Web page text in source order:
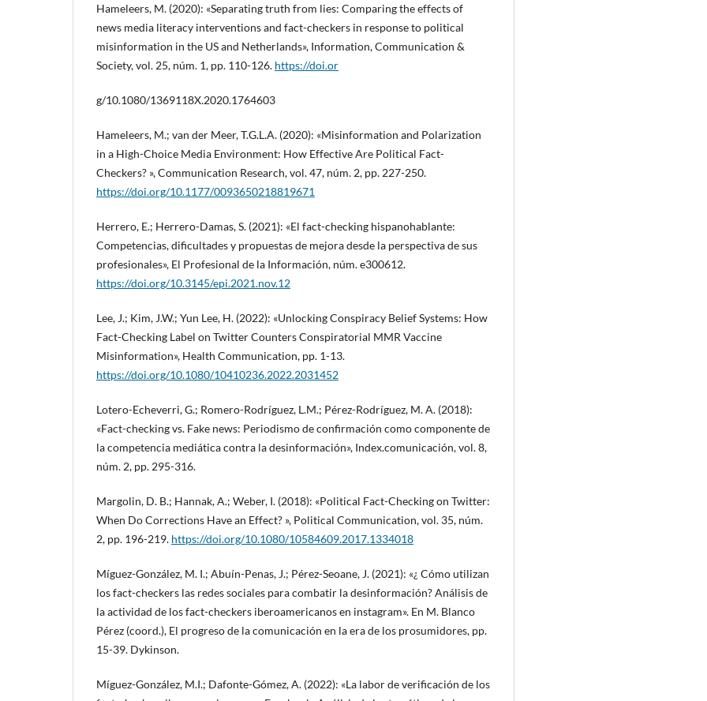
Hameleers, M. (2020): «Separating truth from lies: Comparing the effects of
news media literacy interventions and fact-checkers in response to political
misinformation in the US and Netherlands», Information, Communication &
Society, vol. 25, núm. 1, pp. 110-126. https://doi.or
g/10.1080/1369118X.2020.1764603
Hameleers, M.; van der Meer, T.G.L.A. (2020): «Misinformation and Polarization
in a High-Choice Media Environment: How Effective Are Political Fact-
Checkers? », Communication Research, vol. 47, núm. 2, pp. 227-250.
https://doi.org/10.1177/0093650218819671
Herrero, E.; Herrero-Damas, S. (2021): «El fact-checking hispanohablante:
Competencias, dificultades y propuestas de mejora desde la perspectiva de sus
profesionales», El Profesional de la Información, núm. e300612.
https://doi.org/10.3145/epi.2021.nov.12
Lee, J.; Kim, J.W.; Yun Lee, H. (2022): «Unlocking Conspiracy Belief Systems: How
Fact-Checking Label on Twitter Counters Conspiratorial MMR Vaccine
Misinformation», Health Communication, pp. 1-13.
https://doi.org/10.1080/10410236.2022.2031452
Lotero-Echeverri, G.; Romero-Rodríguez, L.M.; Pérez-Rodríguez, M. A. (2018):
«Fact-checking vs. Fake news: Periodismo de confirmación como componente de
la competencia mediática contra la desinformación», Index.comunicación, vol. 8,
núm. 2, pp. 295-316.
Margolin, D. B.; Hannak, A.; Weber, I. (2018): «Political Fact-Checking on Twitter:
When Do Corrections Have an Effect? », Political Communication, vol. 35, núm.
2, pp. 196-219. https://doi.org/10.1080/10584609.2017.1334018
Míguez-González, M. I.; Abuín-Penas, J.; Pérez-Seoane, J. (2021): «¿ Cómo utilizan
los fact-checkers las redes sociales para combatir la desinformación? Análisis de
la actividad de los fact-checkers iberoamericanos en instagram». En M. Blanco
Pérez (coord.), El progreso de la comunicación en la era de los prosumidores, pp.
15-39. Dykinson.
Míguez-González, M.I.; Dafonte-Gómez, A. (2022): «La labor de verificación de los